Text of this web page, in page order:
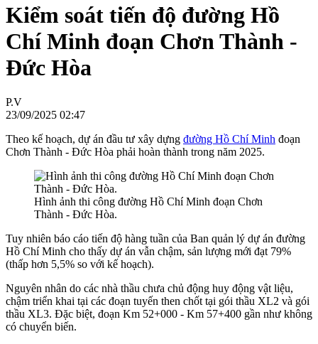
Kiểm soát tiến độ đường Hồ
Chí Minh đoạn Chơn Thành -
Đức Hòa
P.V
23/09/2025 02:47
Theo kế hoạch, dự án đầu tư xây dựng đường Hồ Chí Minh đoạn
Chơn Thành - Đức Hòa phải hoàn thành trong năm 2025.
Hình ảnh thi công đường Hồ Chí Minh đoạn Chơn
Thành - Đức Hòa.
Tuy nhiên báo cáo tiến độ hàng tuần của Ban quản lý dự án đường
Hồ Chí Minh cho thấy dự án vẫn chậm, sản lượng mới đạt 79%
(thấp hơn 5,5% so với kế hoạch).
Nguyên nhân do các nhà thầu chưa chủ động huy động vật liệu,
chậm triển khai tại các đoạn tuyến then chốt tại gói thầu XL2 và gói
thầu XL3. Đặc biệt, đoạn Km 52+000 - Km 57+400 gần như không
có chuyển biến.